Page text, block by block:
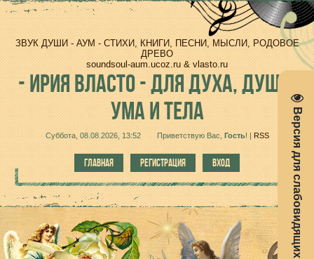
Версия для слабовидящих
ЗВУК ДУШИ - АУМ - СТИХИ, КНИГИ, ПЕСНИ, МЫСЛИ, РОДОВОЕ
ДРЕВО
soundsoul-aum.ucoz.ru & vlasto.ru
-ИРИЯ ВЛАСТО - ДЛЯ ДУХА, ДУШИ,
УМА И ТЕЛА
Суббота, 08.08.2026, 13:52 Приветствую Вас Гость!| RSS
ГЛАВНАЯ РЕГИСТРАЦИЯ ВХОД